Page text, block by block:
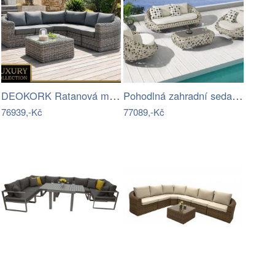
DEOKORK Ratanová modulová sestava…
76939,-Kč
Pohodlná zahradní sedací souprava - IKT
77089,-Kč